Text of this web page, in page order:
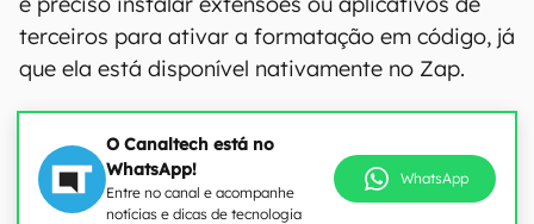
terceiros para ativar a formatação em código, já
que ela está disponível nativamente no Zap.
O Canaltech está no
WhatsApp!
Entre no canal e acompanhe
notícias e dicas de tecnologia
WhatsApp